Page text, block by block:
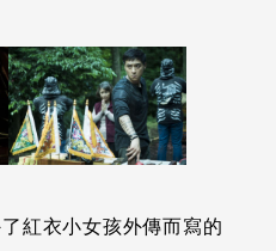
紅衣小女孩外傳而寫的